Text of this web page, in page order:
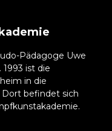
Pädagoge Uwe
ist die
in die
befindet sich